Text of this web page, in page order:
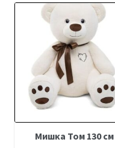
Мишка Том 130 см